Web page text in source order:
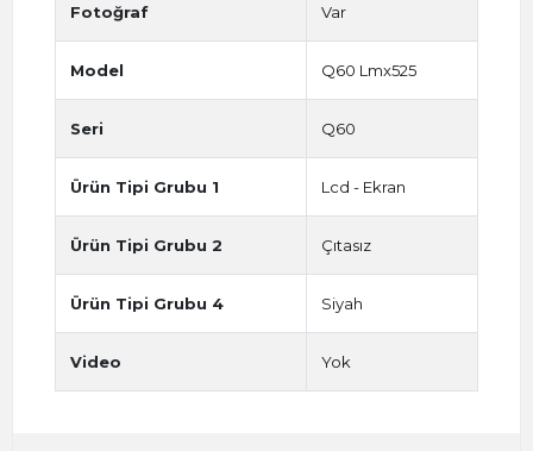
Fotoğraf Var
Model Q60 Lmx525
Seri Q60
Ürün Tipi Grubu 1 Lcd - Ekran
Ürün Tipi Grubu 2 Çıtasız
Ürün Tipi Grubu 4 Siyah
Video Yok